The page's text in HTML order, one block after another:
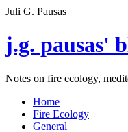
Juli G. Pausas
j.g. pausas'
Notes on fire ecology,
Home
Fire Ecology
General